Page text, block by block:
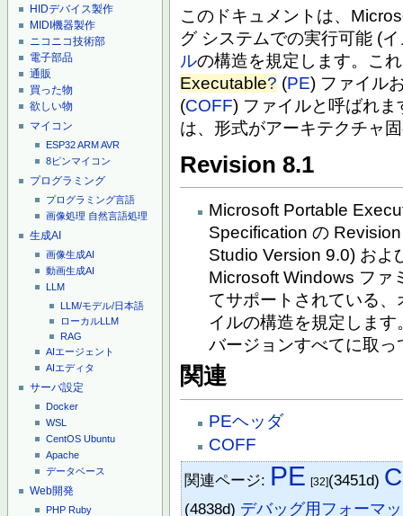
HIDデバイス製作
MIDI機器製作
ニコニコ技術部
電子部品
通販
買った物
欲しい物
マイコン
ESP32ARMAVR
8ピンマイコン
プログラミング
プログラミング言語
画像処理 自然言語処理
生成AI
画像生成AI
動画生成AI
LLM
LLM/モデル/日本語
ローカルLLM
RAG
AIエージェント
AIエディタ
サーバ設定
Docker
WSL
CentOS Ubuntu
Apache
データベース
Web開発
PHP Ruby
このドキュメントは、
グ システムでの実行可能 (
ルの構造を規定します。こ
Executable? (PE) ファイル
(COFF) ファイルと呼ばれ
は、形式がアーキテクチャ
Revision 8.1
Microsoft Portable
Specification の
Studio Version 9.0) およ
Microsoft Windows ファ
てサポートされている
イルの構造を規定しま
バージョンすべてに取
関連
PEヘッダ
COFF
関連ページ: PE [32](3451d)
(4838d) デバッグ用フォーマ